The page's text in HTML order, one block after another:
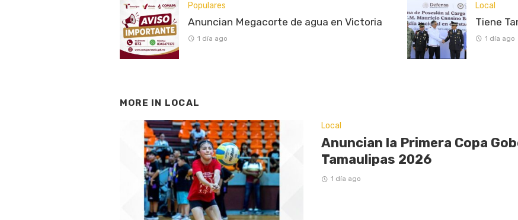
Populares
Anuncian Megacorte de agua en Victoria
1 día ago
Local
Tiene
1 día ago
MORE IN LOCAL
Local
Anuncian la Primera Copa
Tamaulipas 2026
1 día ago